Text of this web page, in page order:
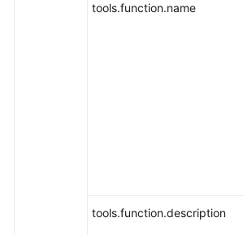
tools.function.name
tools.function.description